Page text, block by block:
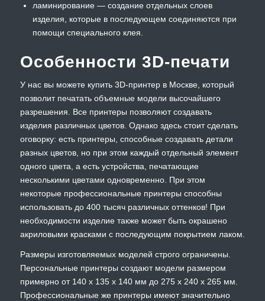
ламинирование — создание отдельных слоев
изделия, которые в последующем соединяются при
помощи специального клея.
Особенности 3D-печати
У нас вы можете купить 3D-принтер в Москве, который
позволит печатать объемные модели высочайшего
разрешения. Все принтеры позволяют создавать
изделия различных цветов. Однако здесь стоит сделать
оговорку: есть принтеры, способные создавать детали
разных цветов, но при этом каждый отдельный элемент
одного цвета, а есть устройства, печатающие
несколькими цветами одновременно. При этом
некоторые профессиональные принтеры способны
использовать до 400 тысяч различных оттенков! При
необходимости изделие также может быть окрашено
акриловыми красками с последующим покрытием лаком.
Размеры изготовляемых моделей строго ограничены.
Персональные принтеры создают модели размером
примерно от 140 x 135 x 140 мм до 275 х 240 х 265 мм.
Профессиональные же принтеры имеют значительно